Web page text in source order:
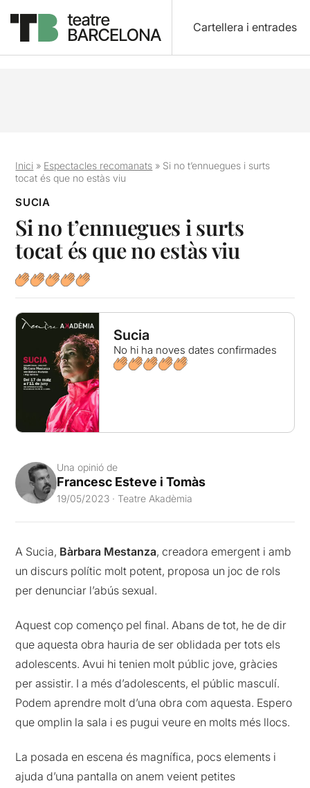
Cartellera i entrades
Inici » Espectacles recomanats » Si no t’ennuegues i surts
tocat és que no estàs viu
SUCIA
Si no t’ennuegues i surts
tocat és que no estàs viu
Sucia
No hi ha noves dates confirmades
Una opinió de
Francesc Esteve i Tomàs
19/05/2023 · Teatre Akadèmia
A Sucia, Bàrbara Mestanza, creadora emergent i amb
un discurs polític molt potent, proposa un joc de rols
per denunciar l’abús sexual.
Aquest cop començo pel final. Abans de tot, he de dir
que aquesta obra hauria de ser oblidada per tots els
adolescents. Avui hi tenien molt públic jove, gràcies
per assistir. I a més d’adolescents, el públic masculí.
Podem aprendre molt d’una obra com aquesta. Espero
que omplin la sala i es pugui veure en molts més llocs.
La posada en escena és magnífica, pocs elements i
ajuda d’una pantalla on anem veient petites